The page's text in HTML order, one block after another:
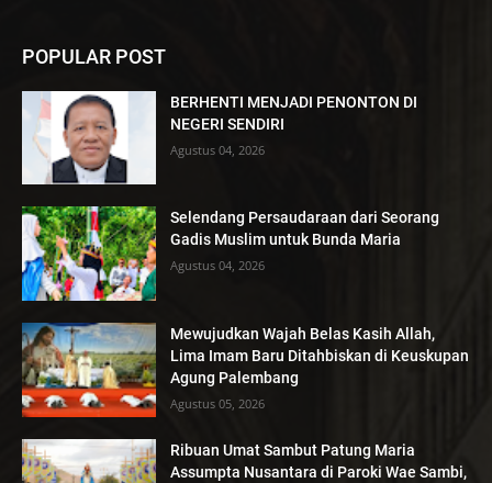
POPULAR POST
BERHENTI MENJADI PENONTON DI
NEGERI SENDIRI
Agustus 04, 2026
Selendang Persaudaraan dari Seorang
Gadis Muslim untuk Bunda Maria
Agustus 04, 2026
Mewujudkan Wajah Belas Kasih Allah,
Lima Imam Baru Ditahbiskan di Keuskupan
Agung Palembang
Agustus 05, 2026
Ribuan Umat Sambut Patung Maria
Assumpta Nusantara di Paroki Wae Sambi,